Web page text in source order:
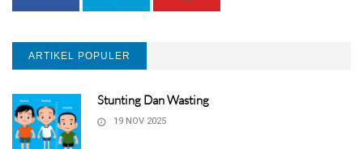
ARTIKEL POPULER
Stunting Dan Wasting
19 NOV 2025